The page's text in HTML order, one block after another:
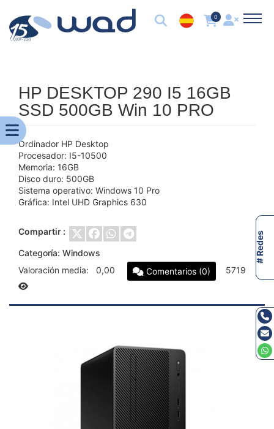
0
HP DESKTOP 290 I5 16GB
SSD 500GB Win 10 PRO
Ordinador HP Desktop
Procesador: I5-10500
Memoria: 16GB
Disco duro: 500GB
Sistema operativo: Windows 10 Pro
Gráfica: Intel UHD Graphics 630
Compartir :
Categoría: Windows
Valoración media:
0,00 Comentarios (0) 5719
# Redes